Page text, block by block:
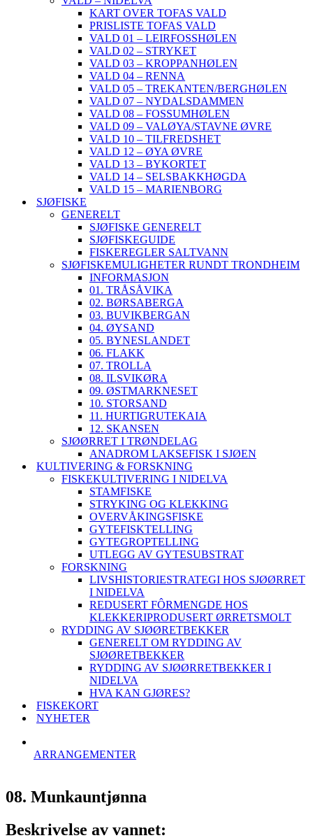
KART OVER TOFAS VALD
PRISLISTE TOFAS VALD
VALD 01 – LEIRFOSSHØLEN
VALD 02 – STRYKET
VALD 03 – KROPPANHØLEN
VALD 04 – RENNA
VALD 05 – TREKANTEN/BERGHØLEN
VALD 07 – NYDALSDAMMEN
VALD 08 – FOSSUMHØLEN
VALD 09 – VALØYA/STAVNE ØVRE
VALD 10 – TILFREDSHET
VALD 12 – ØYA ØVRE
VALD 13 – BYKORTET
VALD 14 – SELSBAKKHØGDA
VALD 15 – MARIENBORG
SJØFISKE
GENERELT
SJØFISKE GENERELT
SJØFISKEGUIDE
FISKEREGLER SALTVANN
SJØFISKEMULIGHETER RUNDT TRONDHEIM
INFORMASJON
01. TRÅSÅVIKA
02. BØRSABERGA
03. BUVIKBERGAN
04. ØYSAND
05. BYNESLANDET
06. FLAKK
07. TROLLA
08. ILSVIKØRA
09. ØSTMARKNESET
10. STORSAND
11. HURTIGRUTEKAIA
12. SKANSEN
SJØØRRET I TRØNDELAG
ANADROM LAKSEFISK I SJØEN
KULTIVERING & FORSKNING
FISKEKULTIVERING I NIDELVA
STAMFISKE
STRYKING OG KLEKKING
OVERVÅKINGSFISKE
GYTEFISKTELLING
GYTEGROPTELLING
UTLEGG AV GYTESUBSTRAT
FORSKNING
LIVSHISTORIESTRATEGI HOS SJØØRRET
I NIDELVA
REDUSERT FÔRMENGDE HOS
KLEKKERIPRODUSERT ØRRETSMOLT
RYDDING AV SJØØRETBEKKER
GENERELT OM RYDDING AV
SJØØRETBEKKER
RYDDING AV SJØØRRETBEKKER I
NIDELVA
HVA KAN GJØRES?
FISKEKORT
NYHETER
ARRANGEMENTER
08. Munkauntjønna
Beskrivelse av vannet: